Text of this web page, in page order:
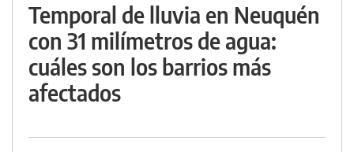
Temporal de lluvia en Neuquén
con 31 milímetros de agua:
cuáles son los barrios más
afectados